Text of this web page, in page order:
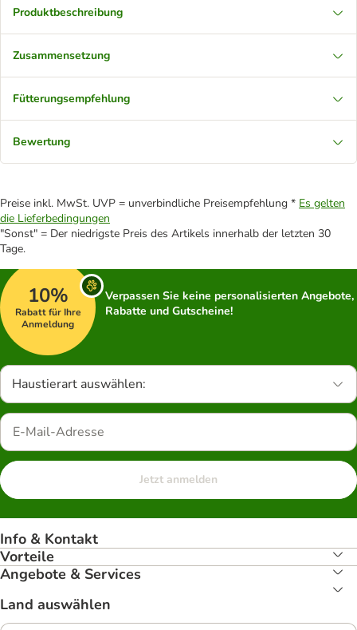
Produktbeschreibung
Zusammensetzung
Fütterungsempfehlung
Bewertung
Preise inkl. MwSt. UVP = unverbindliche Preisempfehlung * Es gelten
die Lieferbedingungen
"Sonst" = Der niedrigste Preis des Artikels innerhalb der letzten 30
Tage.
10%
Rabatt für Ihre
Anmeldung
Verpassen Sie keine personalisierten Angebote,
Rabatte und Gutscheine!
Haustierart auswählen:
Jetzt anmelden
Info & Kontakt
Vorteile
Angebote & Services
Land auswählen